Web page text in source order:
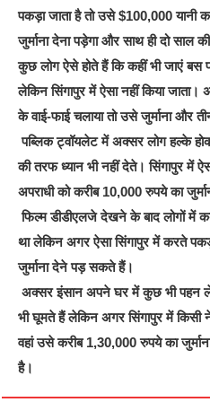
पकड़ा जाता है तो उसे $100,000 यानी
जुर्माना देना पड़ेगा और साथ ही दो साल
कुछ लोग ऐसे होते हैं कि कहीं भी जाएं बस
लेकिन सिंगापुर में ऐसा नहीं किया
के वाई-फाई चलाया तो उसे जुर्माना और
पब्लिक ट्वॉयलेट में अक्सर लोग हल्के
की तरफ ध्यान भी नहीं देते। सिंगापुर में
अपराधी को करीब 10,000 रुपये का
फिल्म डीडीएलजे देखने के बाद लोगों में
था लेकिन अगर ऐसा सिंगापुर में करते
जुर्माना देने पड़ सकते हैं।
अक्सर इंसान अपने घर में कुछ भी पहन
भी घूमते हैं लेकिन अगर सिंगापुर में किसी
वहां उसे करीब 1,30,000 रुपये का
है।